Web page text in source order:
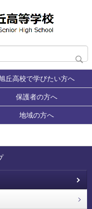
丘高校で学びたい方へ
保護者の方へ
地域の方へ